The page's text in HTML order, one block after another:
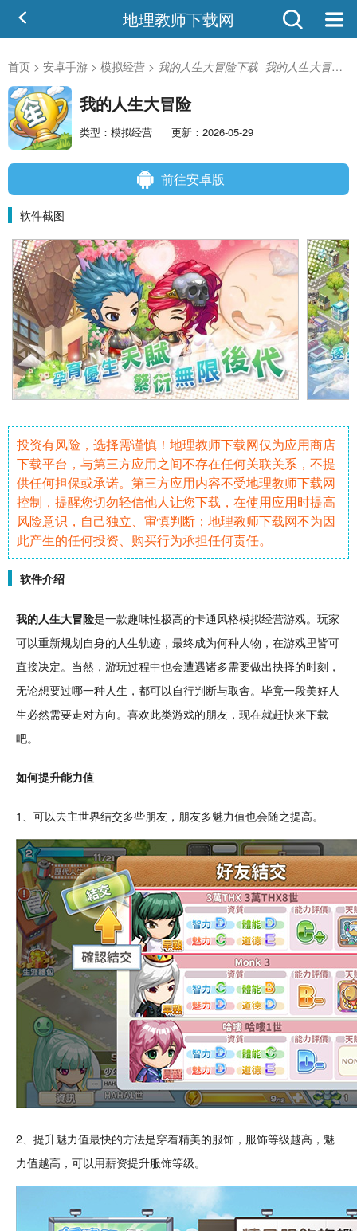
地理教师下载网
首页 > 安卓手游 > 模拟经营 > 我的人生大冒险下载_我的人生大冒险安卓版
我的人生大冒险
类型：模拟经营 更新：2026-05-29
前往安卓版
软件截图
投资有风险，选择需谨慎！地理教师下载网仅为应用商店
下载平台，与第三方应用之间不存在任何关联关系，不提
供任何担保或承诺。第三方应用内容不受地理教师下载网
控制，提醒您切勿轻信他人让您下载，在使用应用时提高
风险意识，自己独立、审慎判断；地理教师下载网不为因
此产生的任何投资、购买行为承担任何责任。
软件介绍
我的人生大冒险是一款趣味性极高的卡通风格模拟经营游戏。玩家
可以重新规划自身的人生轨迹，最终成为何种人物 ，在游戏里皆可
直接决定。当然，游玩过程中也会遭遇诸多需要做出抉择的时刻，
无论想要过哪一种人生，都可以自行判断与取舍。毕竟一段美好人
生必然需要走对方向。喜欢此类游戏的朋友，现在就赶快来下载
吧。
如何提升能力值
1、可以去主世界结交多些朋友，朋友多魅力值也会随之提高。
2、提升魅力值最快的方法是穿着精美的服饰，服饰等级越高，魅
力值越高，可以用薪资提升服饰等级。